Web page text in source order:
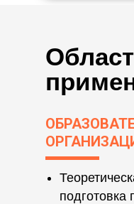
подготовка